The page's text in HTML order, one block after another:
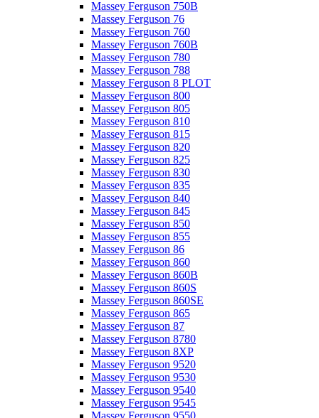
Massey Ferguson 750B
Massey Ferguson 76
Massey Ferguson 760
Massey Ferguson 760B
Massey Ferguson 780
Massey Ferguson 788
Massey Ferguson 8 PLOT
Massey Ferguson 800
Massey Ferguson 805
Massey Ferguson 810
Massey Ferguson 815
Massey Ferguson 820
Massey Ferguson 825
Massey Ferguson 830
Massey Ferguson 835
Massey Ferguson 840
Massey Ferguson 845
Massey Ferguson 850
Massey Ferguson 855
Massey Ferguson 86
Massey Ferguson 860
Massey Ferguson 860B
Massey Ferguson 860S
Massey Ferguson 860SE
Massey Ferguson 865
Massey Ferguson 87
Massey Ferguson 8780
Massey Ferguson 8XP
Massey Ferguson 9520
Massey Ferguson 9530
Massey Ferguson 9540
Massey Ferguson 9545
Massey Ferguson 9550